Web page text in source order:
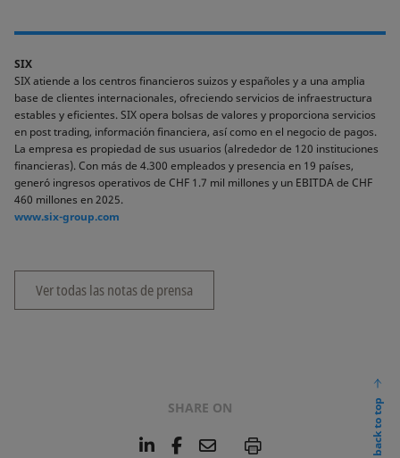
SIX
SIX atiende a los centros financieros suizos y españoles y a una amplia
base de clientes internacionales, ofreciendo servicios de infraestructura
estables y eficientes. SIX opera bolsas de valores y proporciona servicios
en post trading, información financiera, así como en el negocio de pagos.
La empresa es propiedad de sus usuarios (alrededor de 120 instituciones
financieras). Con más de 4.300 empleados y presencia en 19 países,
generó ingresos operativos de CHF 1.7 mil millones y un EBITDA de CHF
460 millones en 2025.
www.six-group.com
Ver todas las notas de prensa
SHARE ON
L
F
E
P
back to top